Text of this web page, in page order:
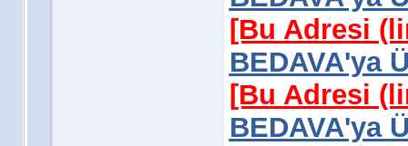
[Bu Adresi
BEDAVA'ya
[Bu Adresi
BEDAVA'ya